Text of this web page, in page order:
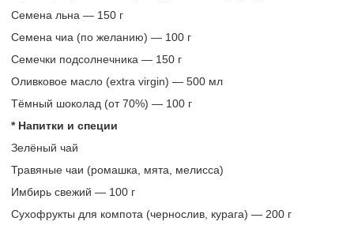
Семена льна — 150 г
Семена чиа (по желанию) — 100 г
Семечки подсолнечника — 150 г
Оливковое масло (extra virgin) — 500 мл
Тёмный шоколад (от 70%) — 100 г
* Напитки и специи
Зелёный чай
Травяные чаи (ромашка, мята, мелисса)
Имбирь свежий — 100 г
Сухофрукты для компота (чернослив, курага) — 200 г